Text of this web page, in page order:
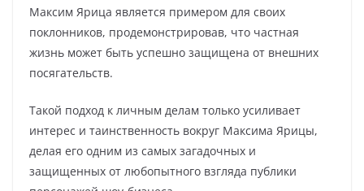
Максим Ярица является примером для своих
поклонников, продемонстрировав, что частная
жизнь может быть успешно защищена от внешних
посягательств.
Такой подход к личным делам только усиливает
интерес и таинственность вокруг Максима Ярицы,
делая его одним из самых загадочных и
защищенных от любопытного взгляда публики